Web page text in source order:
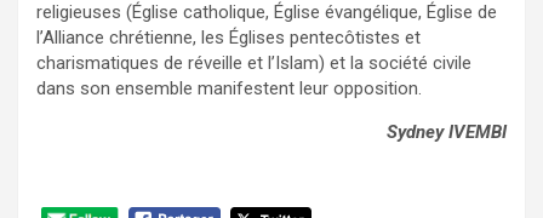
religieuses (Église catholique, Église évangélique, Église de
l’Alliance chrétienne, les Églises pentecôtistes et
charismatiques de réveille et l’Islam) et la société civile
dans son ensemble manifestent leur opposition.
Sydney IVEMBI